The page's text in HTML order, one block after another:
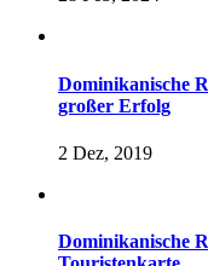
Dominikanische
großer Erfolg
2 Dez, 2019
Dominikanische